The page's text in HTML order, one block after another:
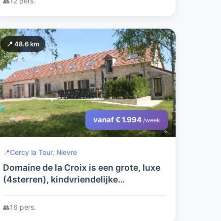
📍 48.6 km
vanaf € 1.994 /week
📍Cercy la Tour, Nievre
Domaine de la Croix is een grote, luxe
(4sterren), kindvriendelijke
en jacuzzi voor maximaal 16 personen
👥16 pers.